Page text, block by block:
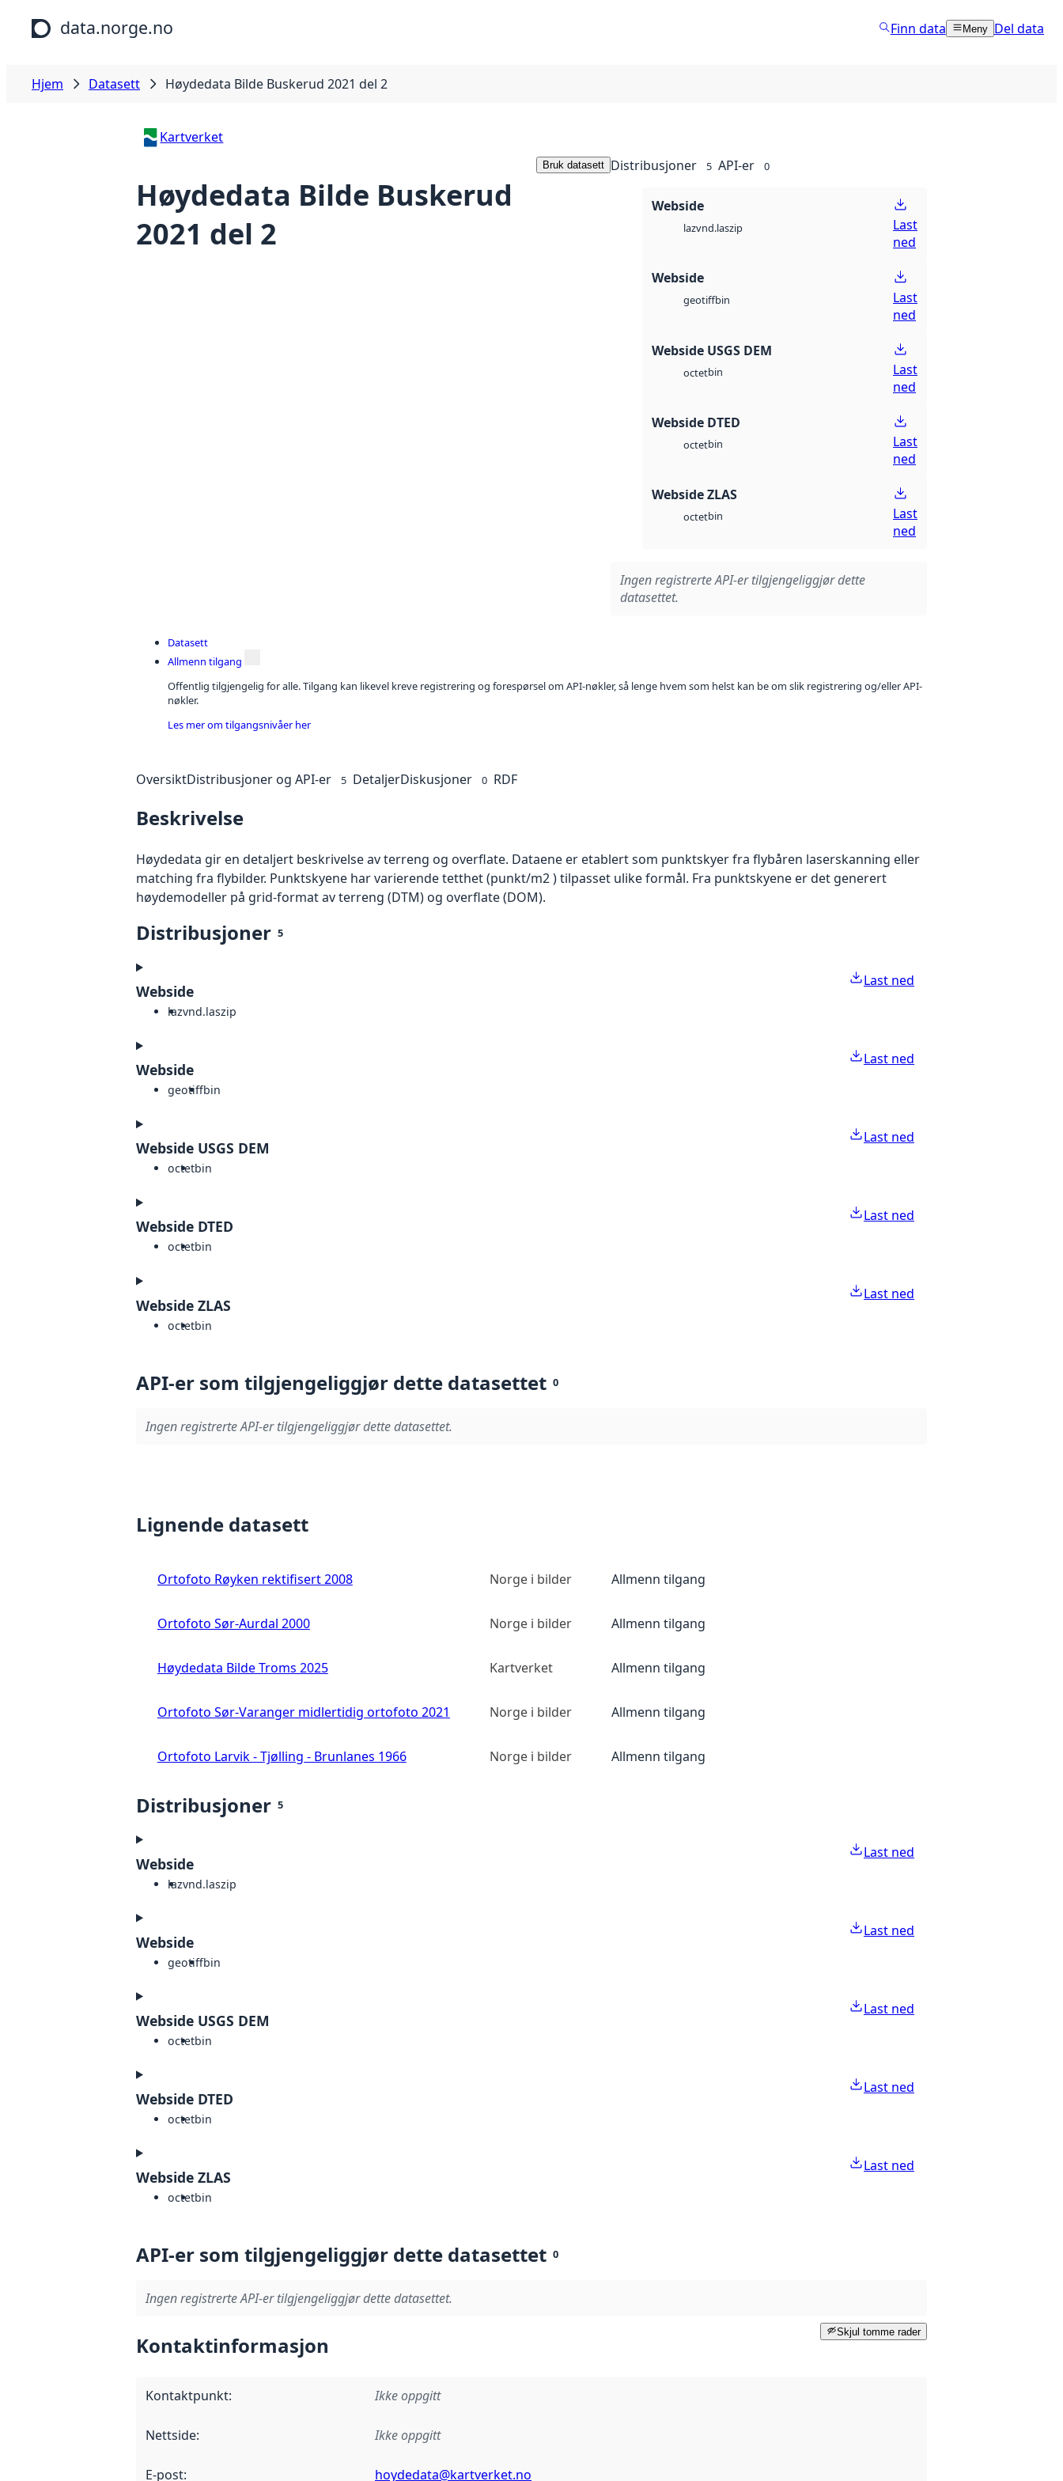
Hopp til hovedinnhold
data.norge.no Finn data Meny Del data
Hjem Datasett Høydedata Bilde Buskerud 2021 del 2
Kartverket
Høydedata Bilde Buskerud
2021 del 2
Bruk datasett Distribusjoner 5 API-er 0
Webside
lazvnd.laszip
Last
ned
Webside
geotiffbin
Last
ned
Webside USGS DEM
octetbin
Last
ned
Webside DTED
octetbin
Last
ned
Webside ZLAS
octetbin
Last
ned
Ingen registrerte API-er tilgjengeliggjør dette
datasettet.
Datasett
Allmenn tilgang
Offentlig tilgjengelig for alle. Tilgang kan likevel kreve registrering og forespørsel om API-nøkler, så lenge hvem som helst kan be om slik registrering og/eller API-
nøkler.
Les mer om tilgangsnivåer her
OversiktDistribusjoner og API-er 5 DetaljerDiskusjoner 0 RDF
Beskrivelse
Høydedata gir en detaljert beskrivelse av terreng og overflate. Dataene er etablert som punktskyer fra flybåren laserskanning eller
matching fra flybilder. Punktskyene har varierende tetthet (punkt/m2 ) tilpasset ulike formål. Fra punktskyene er det generert
høydemodeller på grid-format av terreng (DTM) og overflate (DOM).
Distribusjoner 5
Webside
lazvnd.laszip
Last ned
Webside
geotiffbin
Last ned
Webside USGS DEM
octetbin
Last ned
Webside DTED
octetbin
Last ned
Webside ZLAS
octetbin
Last ned
API-er som tilgjengeliggjør dette datasettet 0
Ingen registrerte API-er tilgjengeliggjør dette datasettet.
Lignende datasett
Ortofoto Røyken rektifisert 2008 Norge i bilder Allmenn tilgang
Ortofoto Sør-Aurdal 2000 Norge i bilder Allmenn tilgang
Høydedata Bilde Troms 2025 Kartverket Allmenn tilgang
Ortofoto Sør-Varanger midlertidig ortofoto 2021 Norge i bilder Allmenn tilgang
Ortofoto Larvik - Tjølling - Brunlanes 1966 Norge i bilder Allmenn tilgang
Distribusjoner 5
Webside
lazvnd.laszip
Last ned
Webside
geotiffbin
Last ned
Webside USGS DEM
octetbin
Last ned
Webside DTED
octetbin
Last ned
Webside ZLAS
octetbin
Last ned
API-er som tilgjengeliggjør dette datasettet 0
Ingen registrerte API-er tilgjengeliggjør dette datasettet.
Skjul tomme rader
Kontaktinformasjon
Kontaktpunkt: Ikke oppgitt
Nettside: Ikke oppgitt
E-post: hoydedata@kartverket.no